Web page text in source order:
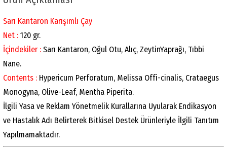
Sarı Kantaron Karışımlı Çay
Net : 120 gr.
İçindekiler : Sarı Kantaron, Oğul Otu, Alıç, ZeytinYaprağı, Tıbbi
Nane.
Contents : Hypericum Perforatum, Melissa Offi-cinalis, Crataegus
Monogyna, Olive-Leaf, Mentha Piperita.
İlgili Yasa ve Reklam Yönetmelik Kurallarına Uyularak Endikasyon
ve Hastalık Adı Belirterek Bitkisel Destek Ürünleriyle İlgili Tanıtım
Yapılmamaktadır.